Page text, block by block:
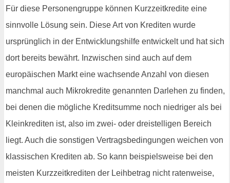
Für diese Personengruppe können Kurzzeitkredite eine
sinnvolle Lösung sein. Diese Art von Krediten wurde
ursprünglich in der Entwicklungshilfe entwickelt und hat sich
dort bereits bewährt. Inzwischen sind auch auf dem
europäischen Markt eine wachsende Anzahl von diesen
manchmal auch Mikrokredite genannten Darlehen zu finden,
bei denen die mögliche Kreditsumme noch niedriger als bei
Kleinkrediten ist, also im zwei- oder dreistelligen Bereich
liegt. Auch die sonstigen Vertragsbedingungen weichen von
klassischen Krediten ab. So kann beispielsweise bei den
meisten Kurzzeitkrediten der Leihbetrag nicht ratenweise,